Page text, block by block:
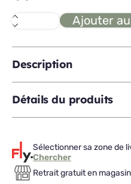
quantité
de
valet
Ajouter
Description
Détails du produits
Sélectionner sa zone de
Chercher
Retrait gratuit en magasin